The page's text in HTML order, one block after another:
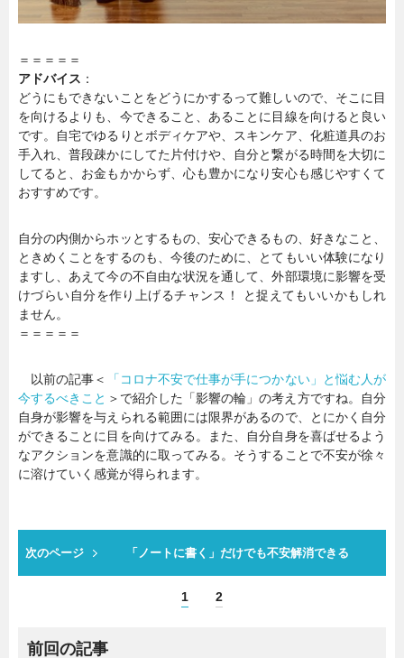
＝＝＝＝＝
アドバイス ：
どうにもできないことをどうにかするって難しいので、そこに目
を向けるよりも、今できること、あることに目線を向けると良い
です。自宅でゆるりとボディケアや、スキンケア、化粧道具のお
手入れ、普段疎かにしてた片付けや、自分と繋がる時間を大切に
してると、お金もかからず、心も豊かになり安心も感じやすくて
おすすめです。
自分の内側からホッとするもの、安心できるもの、好きなこと、
ときめくことをするのも、今後のために、とてもいい体験になり
ますし、あえて今の不自由な状況を通して、外部環境に影響を受
けづらい自分を作り上げるチャンス！ と捉えてもいいかもしれ
ません。
＝＝＝＝＝
以前の記事＜
「コロナ不安で仕事が手につかない」と悩む人が
今するべきこと ＞で紹介した「影響の輪」の考え方ですね。自分
自身が影響を与えられる範囲には限界があるので、とにかく自分
ができることに目を向けてみる。また、自分自身を喜ばせるよう
なアクションを意識的に取ってみる。そうすることで不安が徐々
に溶けていく感覚が得られます。
次のページ 「ノートに書く」だけでも不安解消できる
1 2
前回の記事